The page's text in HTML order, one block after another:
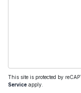
This site is protected by
Service apply.